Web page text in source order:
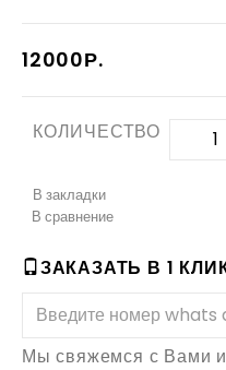
12000Р.
КОЛИЧЕСТВО
В закладки
В сравнение
ЗАКАЗАТЬ В 1
Мы свяжемся с Вами и